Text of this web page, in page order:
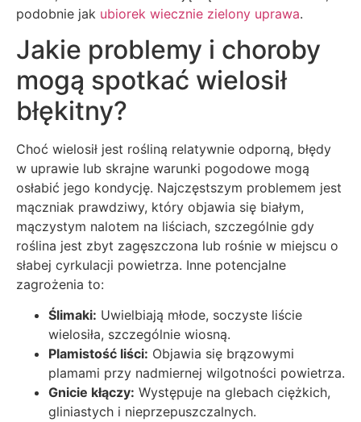
podobnie jak ubiorek wiecznie zielony uprawa.
Jakie problemy i choroby
mogą spotkać wielosił
błękitny?
Choć wielosił jest rośliną relatywnie odporną, błędy
w uprawie lub skrajne warunki pogodowe mogą
osłabić jego kondycję. Najczęstszym problemem jest
mączniak prawdziwy, który objawia się białym,
mączystym nalotem na liściach, szczególnie gdy
roślina jest zbyt zagęszczona lub rośnie w miejscu o
słabej cyrkulacji powietrza. Inne potencjalne
zagrożenia to:
Ślimaki: Uwielbiają młode, soczyste liście
wielosiła, szczególnie wiosną.
Plamistość liści: Objawia się brązowymi
plamami przy nadmiernej wilgotności powietrza.
Gnicie kłączy: Występuje na glebach ciężkich,
gliniastych i nieprzepuszczalnych.